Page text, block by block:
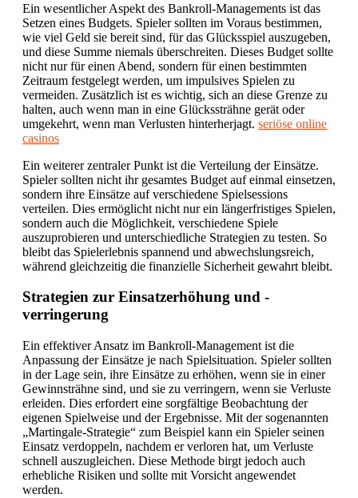
Ein wesentlicher Aspekt des Bankroll-Managements ist das
Setzen eines Budgets. Spieler sollten im Voraus bestimmen,
wie viel Geld sie bereit sind, für das Glücksspiel auszugeben,
und diese Summe niemals überschreiten. Dieses Budget sollte
nicht nur für einen Abend, sondern für einen bestimmten
Zeitraum festgelegt werden, um impulsives Spielen zu
vermeiden. Zusätzlich ist es wichtig, sich an diese Grenze zu
halten, auch wenn man in eine Glückssträhne gerät oder
umgekehrt, wenn man Verlusten hinterherjagt. seriöse online
casinos
Ein weiterer zentraler Punkt ist die Verteilung der Einsätze.
Spieler sollten nicht ihr gesamtes Budget auf einmal einsetzen,
sondern ihre Einsätze auf verschiedene Spielsessions
verteilen. Dies ermöglicht nicht nur ein längerfristiges Spielen,
sondern auch die Möglichkeit, verschiedene Spiele
auszuprobieren und unterschiedliche Strategien zu testen. So
bleibt das Spielerlebnis spannend und abwechslungsreich,
während gleichzeitig die finanzielle Sicherheit gewahrt bleibt.
Strategien zur Einsatzerhöhung und -
verringerung
Ein effektiver Ansatz im Bankroll-Management ist die
Anpassung der Einsätze je nach Spielsituation. Spieler sollten
in der Lage sein, ihre Einsätze zu erhöhen, wenn sie in einer
Gewinnsträhne sind, und sie zu verringern, wenn sie Verluste
erleiden. Dies erfordert eine sorgfältige Beobachtung der
eigenen Spielweise und der Ergebnisse. Mit der sogenannten
„Martingale-Strategie“ zum Beispiel kann ein Spieler seinen
Einsatz verdoppeln, nachdem er verloren hat, um Verluste
schnell auszugleichen. Diese Methode birgt jedoch auch
erhebliche Risiken und sollte mit Vorsicht angewendet
werden.